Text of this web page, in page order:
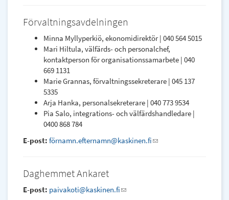
Förvaltningsavdelningen
Minna Myllyperkiö, ekonomidirektör | 040 564 5015
Mari Hiltula, välfärds- och personalchef,
kontaktperson för organisationssamarbete | 040
669 1131
Marie Grannas, förvaltningssekreterare | 045 137
5335
Arja Hanka, personalsekreterare | 040 773 9534
Pia Salo, integrations- och välfärdshandledare |
0400 868 784
E-post: förnamn.efternamn@kaskinen.fi(link
Daghemmet Ankaret
E-post: paivakoti@kaskinen.fi(link